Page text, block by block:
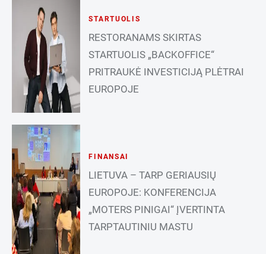
STARTUOLIS
RESTORANAMS SKIRTAS
STARTUOLIS „BACKOFFICE“
PRITRAUKĖ INVESTICIJĄ PLĖTRAI
EUROPOJE
FINANSAI
LIETUVA – TARP GERIAUSIŲ
EUROPOJE: KONFERENCIJA
„MOTERS PINIGAI“ ĮVERTINTA
TARPTAUTINIU MASTU